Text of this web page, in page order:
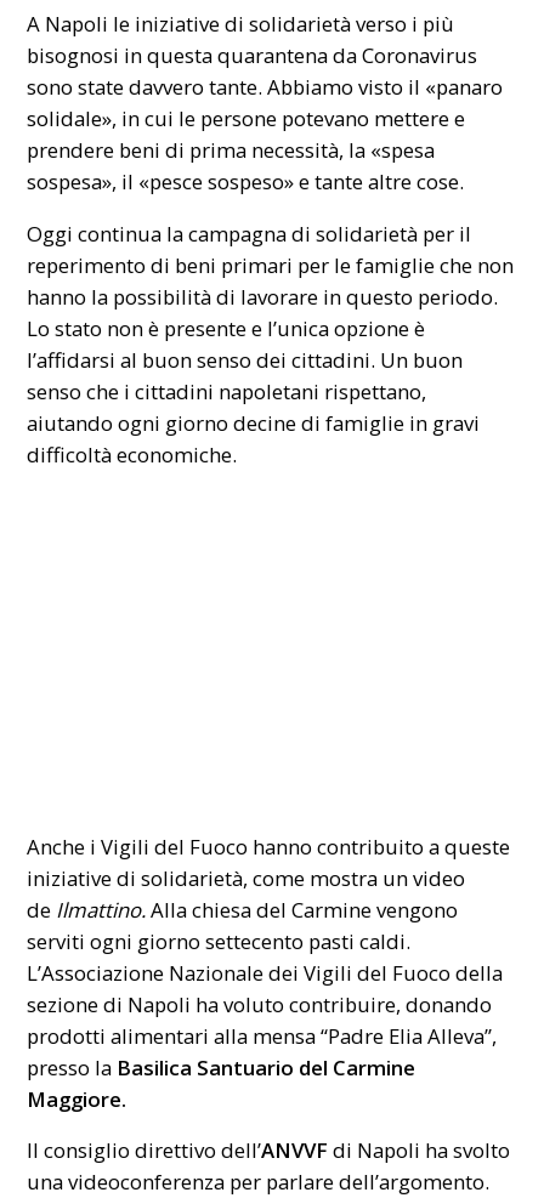
A Napoli le iniziative di solidarietà verso i più
bisognosi in questa quarantena da Coronavirus
sono state davvero tante. Abbiamo visto il «panaro
solidale», in cui le persone potevano mettere e
prendere beni di prima necessità, la «spesa
sospesa», il «pesce sospeso» e tante altre cose.
Oggi continua la campagna di solidarietà per il
reperimento di beni primari per le famiglie che non
hanno la possibilità di lavorare in questo periodo.
Lo stato non è presente e l’unica opzione è
l’affidarsi al buon senso dei cittadini. Un buon
senso che i cittadini napoletani rispettano,
aiutando ogni giorno decine di famiglie in gravi
difficoltà economiche.
Anche i Vigili del Fuoco hanno contribuito a queste
iniziative di solidarietà, come mostra un video
de Ilmattino.Alla chiesa del Carmine vengono
serviti ogni giorno settecento pasti caldi.
L’Associazione Nazionale dei Vigili del Fuoco della
sezione di Napoli ha voluto contribuire, donando
prodotti alimentari alla mensa “Padre Elia Alleva”,
presso la Basilica Santuario del Carmine
Maggiore.
Il consiglio direttivo dell’ANVVF di Napoli ha svolto
una videoconferenza per parlare dell’argomento.